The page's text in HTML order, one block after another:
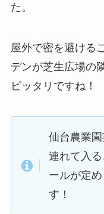
た。
屋外で密を避ける
デンが芝生広場の
ピッタリですね！
仙台農業
連れて入
ールが定
す！